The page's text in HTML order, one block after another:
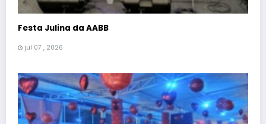
Festa Julina da AABB
jul 07 , 2026